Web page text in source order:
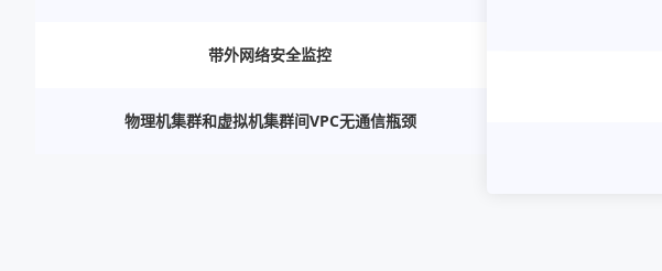
带外网络安全监控
物理机集群和虚拟机集群间VPC无通信瓶颈